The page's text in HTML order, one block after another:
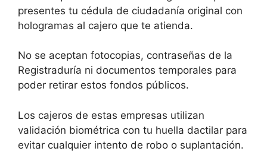
presentes tu cédula de ciudadanía original con
hologramas al cajero que te atienda.
No se aceptan fotocopias, contraseñas de la
Registraduría ni documentos temporales para
poder retirar estos fondos públicos.
Los cajeros de estas empresas utilizan
validación biométrica con tu huella dactilar para
evitar cualquier intento de robo o suplantación.